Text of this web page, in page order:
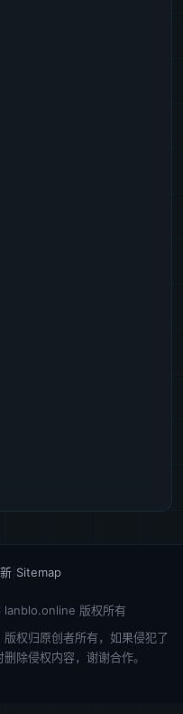
| Sitemap
lanblo.online 版权所有
权归原创者所有，如果侵犯了
除侵权内容，谢谢合作。